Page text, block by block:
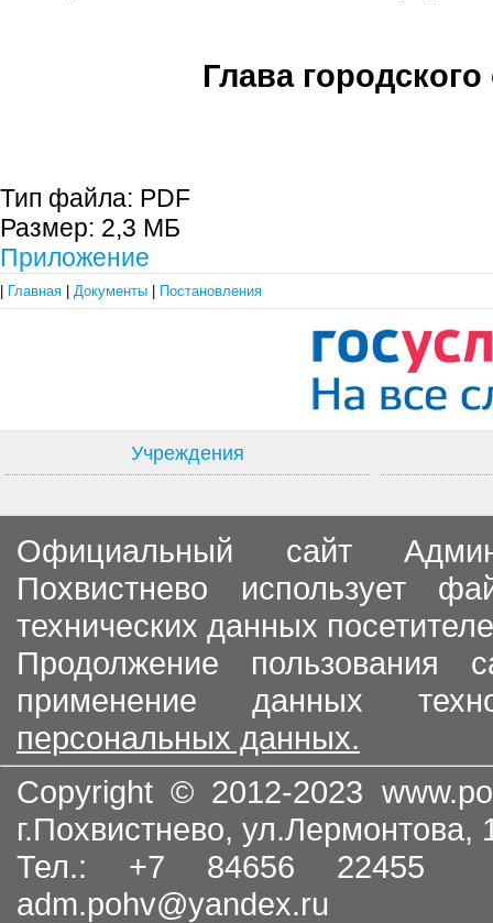
Глава городского
Тип файла: PDF
Размер: 2,3 МБ
Приложение
Главная Документы Постановления
Учреждения
Официальный сайт
Похвистнево использует
технических данных
Продолжение пользования
применение данных
персональных данных.
Copyright © 2012-2023
г.Похвистнево, ул.Лермонтова,
Тел.: +7 84656
adm.pohv@yandex.ru